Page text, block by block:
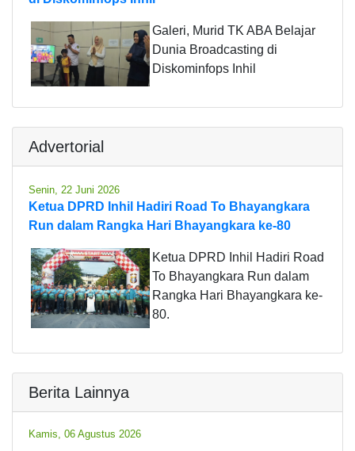
Galeri, Murid TK ABA Belajar
Dunia Broadcasting di
Diskominfops Inhil
Advertorial
Senin, 22 Juni 2026
Ketua DPRD Inhil Hadiri Road To Bhayangkara
Run dalam Rangka Hari Bhayangkara ke-80
Ketua DPRD Inhil Hadiri Road
To Bhayangkara Run dalam
Rangka Hari Bhayangkara ke-
80.
Berita Lainnya
Kamis, 06 Agustus 2026